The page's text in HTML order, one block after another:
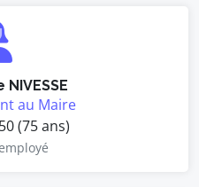
au Maire
(75 ans)